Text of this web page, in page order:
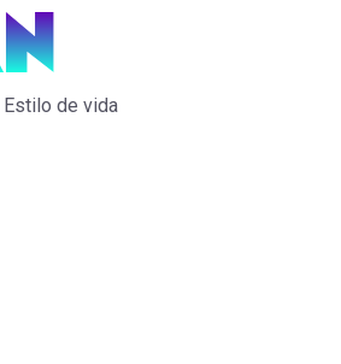
Estilo de vida